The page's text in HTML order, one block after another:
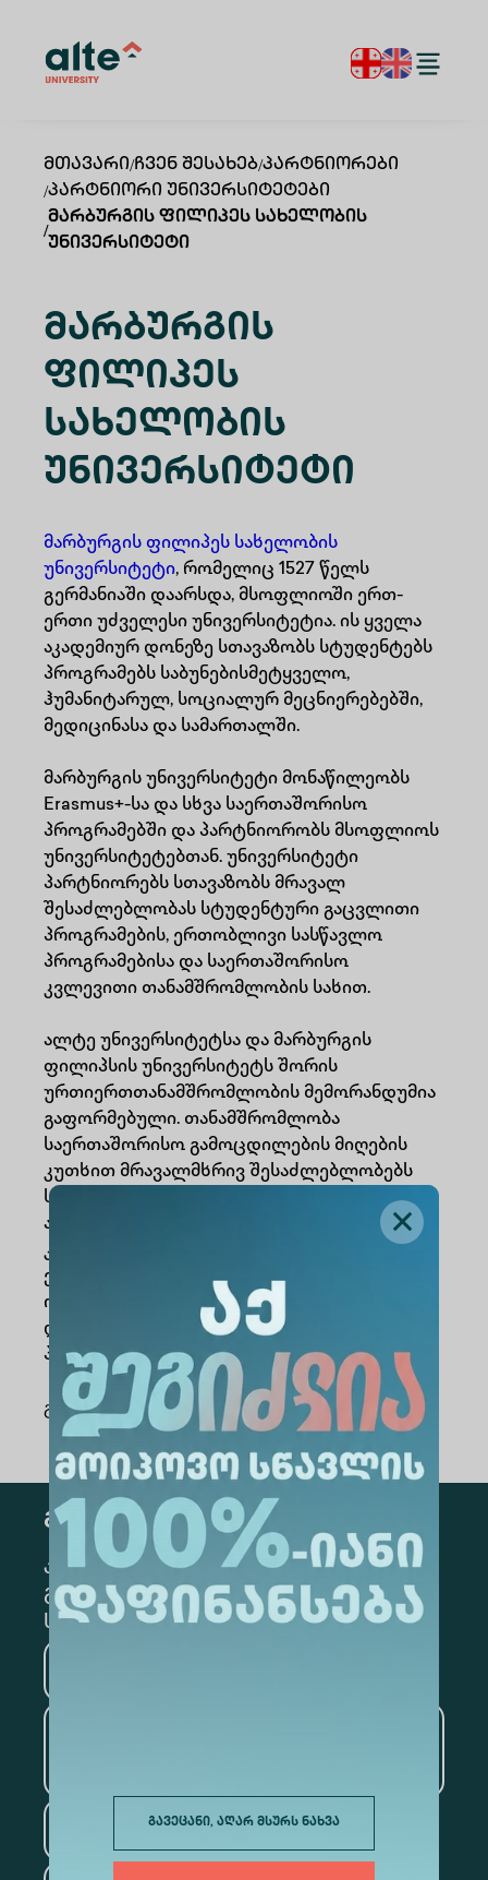
გავეცანი, აღარ მსურს ნახვა
Მთავარი/Ჩვენ Შესახებ/Პარტნიორები
/Პარტნიორი Უნივერსიტეტები
/
Მარბურგის Ფილიპეს Სახელობის
Უნივერსიტეტი
Მარბურგის
Ფილიპეს
Სახელობის
Უნივერსიტეტი
მარბურგის ფილიპეს სახელობის
უნივერსიტეტი, რომელიც 1527 წელს
გერმანიაში დაარსდა, მსოფლიოში ერთ-
ერთი უძველესი უნივერსიტეტია. ის ყველა
აკადემიურ დონეზე სთავაზობს სტუდენტებს
პროგრამებს საბუნებისმეტყველო,
ჰუმანიტარულ, სოციალურ მეცნიერებებში,
მედიცინასა და სამართალში.
მარბურგის უნივერსიტეტი მონაწილეობს
Erasmus+-სა და სხვა საერთაშორისო
პროგრამებში და პარტნიორობს მსოფლიოს
უნივერსიტეტებთან. უნივერსიტეტი
პარტნიორებს სთავაზობს მრავალ
შესაძლებლობას სტუდენტური გაცვლითი
პროგრამების, ერთობლივი სასწავლო
პროგრამებისა და საერთაშორისო
კვლევითი თანამშრომლობის სახით.
ალტე უნივერსიტეტსა და მარბურგის
ფილიპსის უნივერსიტეტს შორის
ურთიერთთანამშრომლობის მემორანდუმია
გაფორმებული. თანამშრომლობა
საერთაშორისო გამოცდილების მიღების
კუთხით მრავალმხრივ შესაძლებლობებს
სთავაზობს სტუდენტებს, აკადემიურ და
ადმინისტრაციულ პერსონალს,
კერძოდ:გაცვლითი პროგრამების,
ერთობლივი კვლევითი პროექტების
ორგანიზებას, სასწავლო მასალებისა და
ლიტერატურის გაცვლას, ერთობლივი
პროგრამების განვითარებას.
გაზიარება:
გამოწერა
კონკრეტული მიმართულების
გამოსაწერად, მონიშნეთ შესაბამისი
სექცია
სამართალი